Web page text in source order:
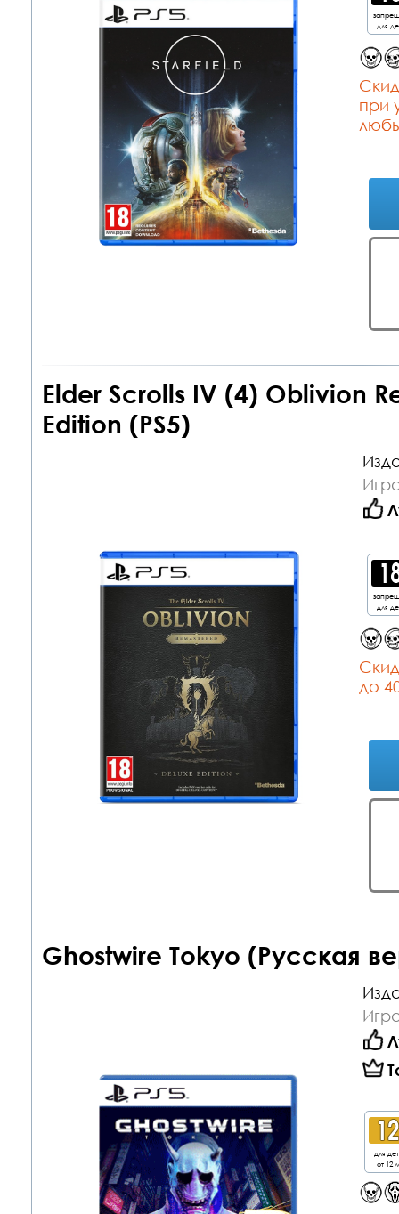
для
при
Elder Scrolls IV (4) Oblivion
Edition (PS5)
для
до
Ghostwire Tokyo (Русская
для
от 12